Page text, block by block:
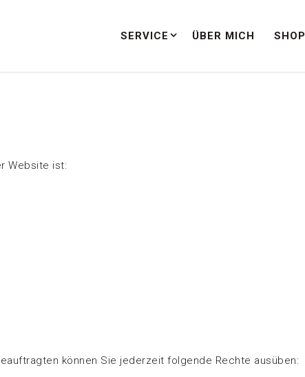
SERVICE ÜBER MICH SHOP
Website ist:
können Sie jederzeit folgende Rechte ausüben: